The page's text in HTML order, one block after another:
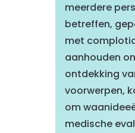
meerdere
betreffen,
met
aanhouden
ontdekking
voorwerpen,
om
medische